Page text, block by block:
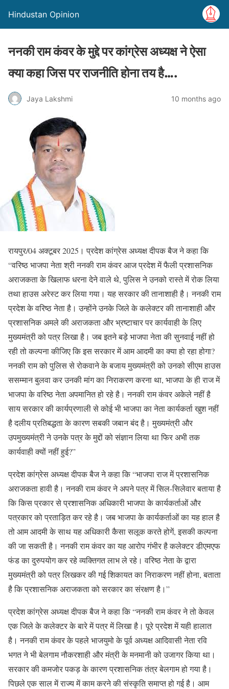
Hindustan Opinion
ननकी राम कंवर के मुद्दे पर कांग्रेस अध्यक्ष ने ऐसा
क्या कहा जिस पर राजनीति होना तय है….
Jaya Lakshmi 10 months ago
रायपुर/04 अक्टूबर 2025। प्रदेश कांग्रेस अध्यक्ष दीपक बैज ने कहा कि
“वरिष्ठ भाजपा नेता श्री ननकी राम कंवर आज प्रदेश में फैली प्रशासनिक
अराजकता के खिलाफ धरना देने वाले थे, पुलिस ने उनको रास्ते में रोक लिया
तथा हाउस अरेस्ट कर लिया गया। यह सरकार की तानाशाही है। ननकी राम
प्रदेश के वरिष्ठ नेता है। उन्होंने उनके जिले के कलेक्टर की तानाशाही और
प्रशासनिक अमले की अराजकता और भ्रष्टाचार पर कार्यवाही के लिए
मुख्यमंत्री को पत्र लिखा है। जब इतने बड़े भाजपा नेता की सुनवाई नहीं हो
रही तो कल्पना कीजिए कि इस सरकार में आम आदमी का क्या हो रहा होगा?
ननकी राम को पुलिस से रोकवाने के बजाय मुख्यमंत्री को उनको सीएम हाउस
ससम्मान बुलवा कर उनकी मांग का निराकरण करना था, भाजपा के ही राज में
भाजपा के वरिष्ठ नेता अपमानित हो रहे है। ननकी राम कंवर अकेले नहीं है
साय सरकार की कार्यप्रणाली से कोई भी भाजपा का नेता कार्यकर्ता खुश नहीं
है दलीय प्रतिबद्धता के कारण सबकी जबान बंद है। मुख्यमंत्री और
उपमुख्यमंत्री ने उनके पत्र के मुद्दों को संज्ञान लिया था फिर अभी तक
कार्यवाही क्यों नहीं हुई?”
प्रदेश कांग्रेस अध्यक्ष दीपक बैज ने कहा कि “भाजपा राज में प्रशासनिक
अराजकता हावी है। ननकी राम कंवर ने अपने पत्र में सिल-सिलेवार बताया है
कि किस प्रकार से प्रशासनिक अधिकारी भाजपा के कार्यकर्ताओं और
पत्रकार को प्रताड़ित कर रहे है। जब भाजपा के कार्यकर्ताओं का यह हाल है
तो आम आदमी के साथ यह अधिकारी कैसा सलूक करते होगें, इसकी कल्पना
की जा सकती है। ननकी राम कंवर का यह आरोप गंभीर है कलेक्टर डीएमएफ
फंड का दुरुपयोग कर रहे व्यक्तिगत लाभ ले रहे। वरिष्ठ नेता के द्वारा
मुख्यमंत्री को पत्र लिखकर की गई शिकायत का निराकरण नहीं होना, बताता
है कि प्रशासनिक अराजकता को सरकार का संरक्षण है।”
प्रदेश कांग्रेस अध्यक्ष दीपक बैज ने कहा कि “ननकी राम कंवर ने तो केवल
एक जिले के कलेक्टर के बारे में पत्र में लिखा है। पूरे प्रदेश में यही हालात
है। ननकी राम कंवर के पहले भाजयुमो के पूर्व अध्यक्ष आदिवासी नेता रवि
भगत ने भी बेलगाम नौकरशाही और मंत्री के मनमानी को उजागर किया था।
सरकार की कमजोर पकड़ के कारण प्रशासनिक तंत्र बेलगाम हो गया है।
पिछले एक साल में राज्य में काम करने की संस्कृति समाप्त हो गई है। आम